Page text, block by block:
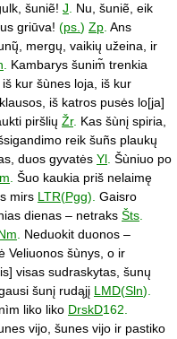
šuniẽ! J. Nu, šuniẽ, eik
griūva! (ps.) Zp. Ans
mergų, vaikių užeina, ir
. Kambarys šunim̃ trenkia
kur šùnes loja, iš kur
iš katros pusės lo[ja]
piršlių Žr. Kas šùnį spiria,
reik šuñs plaukų
duos gyvatės Yl. Šùniuo po
. Šuo kaukia priš nelaimę
mirs LTR(Pgg). Gaisro
dienas – netraks Šts.
. Neduokit duonos –
Veliuonos šùnys, o ir
visas sudraskytas, šunų
šunį rudąjį LMD(Sln).
liko liko DrskD162.
vijo, šunes vijo ir pastiko